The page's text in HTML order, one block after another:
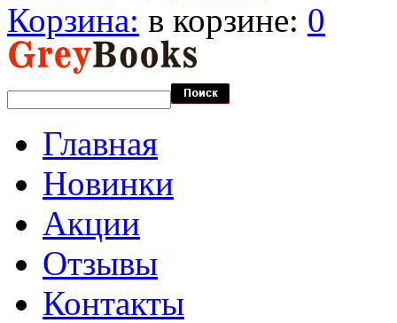
Корзина: в корзине: 0
Главная
Новинки
Акции
Отзывы
Контакты